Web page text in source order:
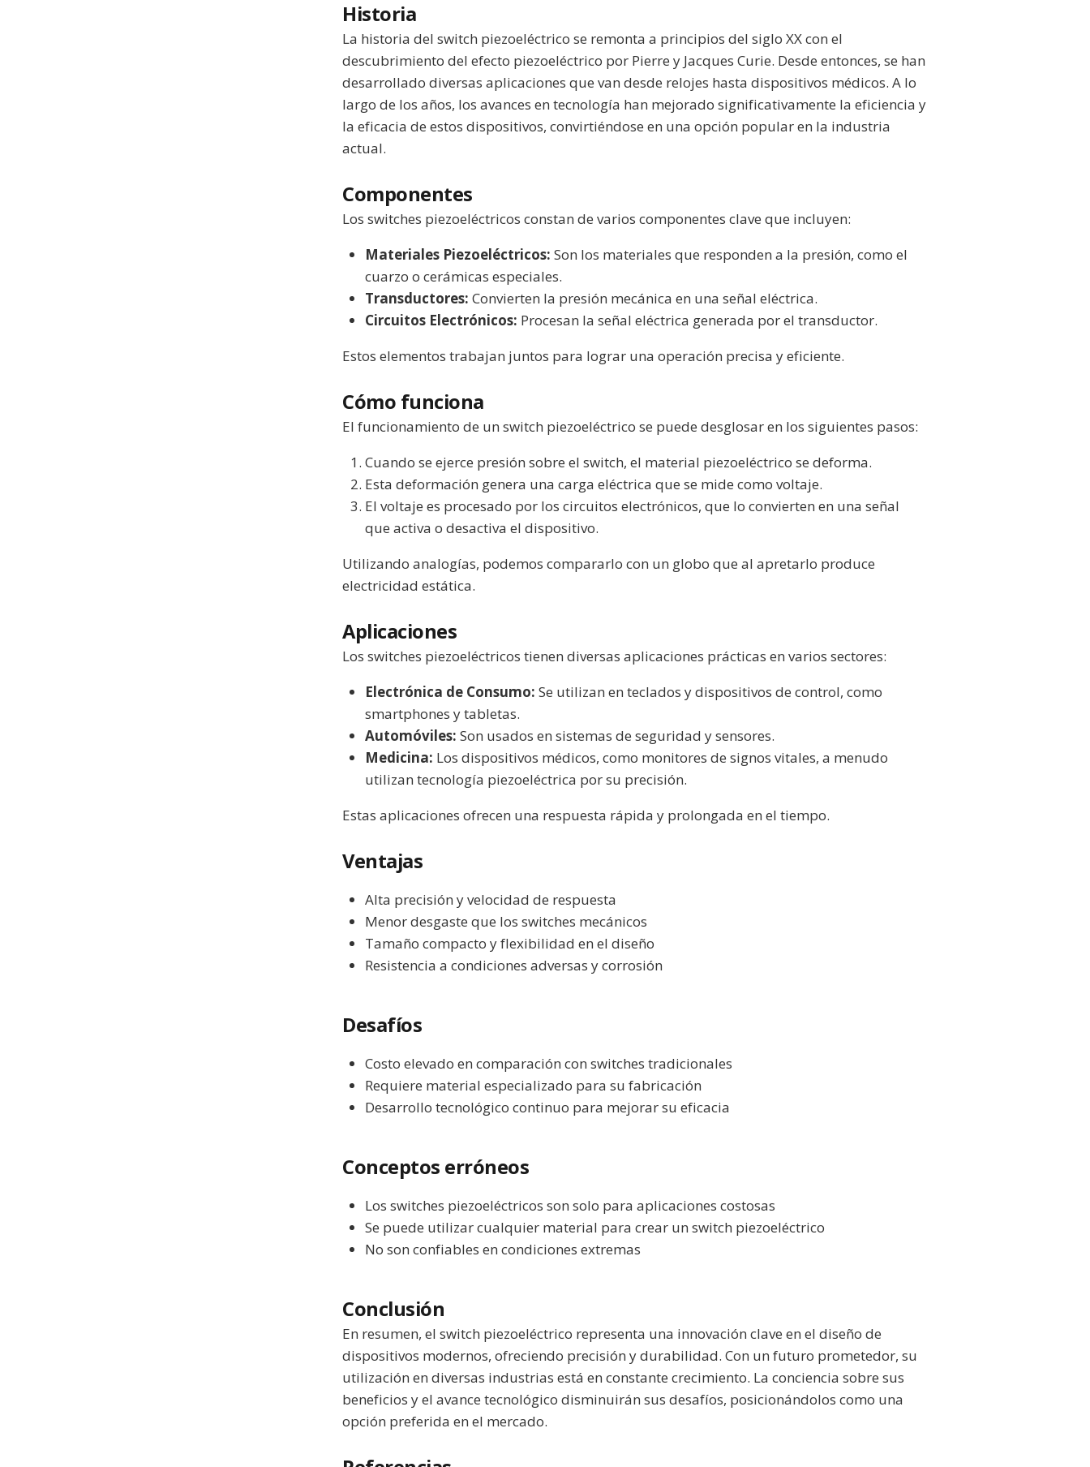
Historia
La historia del switch piezoeléctrico se remonta a principios del siglo XX con el
descubrimiento del efecto piezoeléctrico por Pierre y Jacques Curie. Desde entonces, se han
desarrollado diversas aplicaciones que van desde relojes hasta dispositivos médicos. A lo
largo de los años, los avances en tecnología han mejorado significativamente la eficiencia y
la eficacia de estos dispositivos, convirtiéndose en una opción popular en la industria
actual.
Componentes
Los switches piezoeléctricos constan de varios componentes clave que incluyen:
Materiales Piezoeléctricos: Son los materiales que responden a la presión, como el
cuarzo o cerámicas especiales.
Transductores: Convierten la presión mecánica en una señal eléctrica.
Circuitos Electrónicos: Procesan la señal eléctrica generada por el transductor.
Estos elementos trabajan juntos para lograr una operación precisa y eficiente.
Cómo funciona
El funcionamiento de un switch piezoeléctrico se puede desglosar en los siguientes pasos:
Cuando se ejerce presión sobre el switch, el material piezoeléctrico se deforma.
Esta deformación genera una carga eléctrica que se mide como voltaje.
El voltaje es procesado por los circuitos electrónicos, que lo convierten en una señal
que activa o desactiva el dispositivo.
Utilizando analogías, podemos compararlo con un globo que al apretarlo produce
electricidad estática.
Aplicaciones
Los switches piezoeléctricos tienen diversas aplicaciones prácticas en varios sectores:
Electrónica de Consumo: Se utilizan en teclados y dispositivos de control, como
smartphones y tabletas.
Automóviles: Son usados en sistemas de seguridad y sensores.
Medicina: Los dispositivos médicos, como monitores de signos vitales, a menudo
utilizan tecnología piezoeléctrica por su precisión.
Estas aplicaciones ofrecen una respuesta rápida y prolongada en el tiempo.
Ventajas
Alta precisión y velocidad de respuesta
Menor desgaste que los switches mecánicos
Tamaño compacto y flexibilidad en el diseño
Resistencia a condiciones adversas y corrosión
Desafíos
Costo elevado en comparación con switches tradicionales
Requiere material especializado para su fabricación
Desarrollo tecnológico continuo para mejorar su eficacia
Conceptos erróneos
Los switches piezoeléctricos son solo para aplicaciones costosas
Se puede utilizar cualquier material para crear un switch piezoeléctrico
No son confiables en condiciones extremas
Conclusión
En resumen, el switch piezoeléctrico representa una innovación clave en el diseño de
dispositivos modernos, ofreciendo precisión y durabilidad. Con un futuro prometedor, su
utilización en diversas industrias está en constante crecimiento. La conciencia sobre sus
beneficios y el avance tecnológico disminuirán sus desafíos, posicionándolos como una
opción preferida en el mercado.